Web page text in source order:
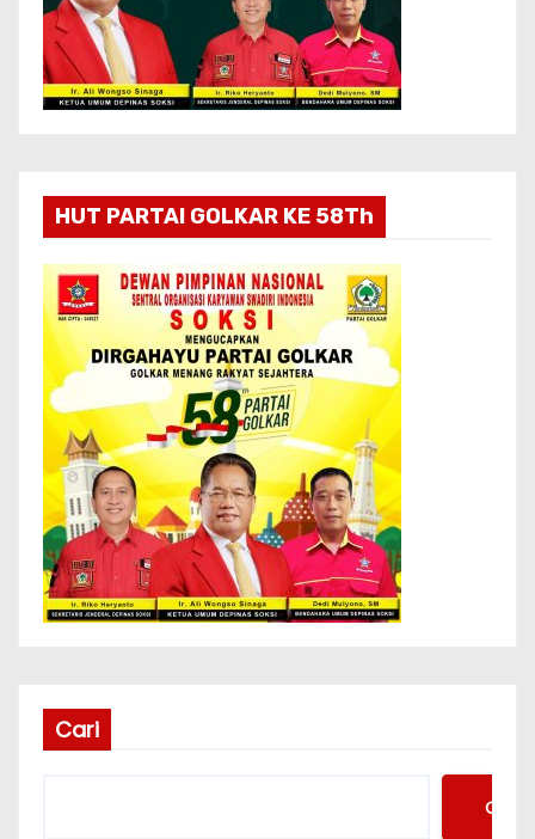
HUT PARTAI GOLKAR KE 58Th
Cari
Cari